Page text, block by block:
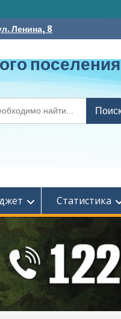
Ленина, 8
поселения
Статистика